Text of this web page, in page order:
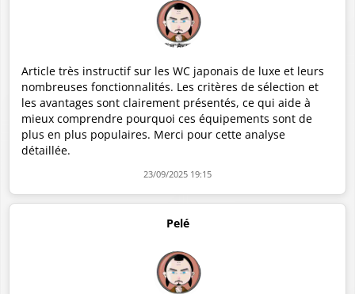
Article très instructif sur les WC japonais de luxe et leurs
nombreuses fonctionnalités. Les critères de sélection et
les avantages sont clairement présentés, ce qui aide à
mieux comprendre pourquoi ces équipements sont de
plus en plus populaires. Merci pour cette analyse
détaillée.
23/09/2025 19:15
Pelé